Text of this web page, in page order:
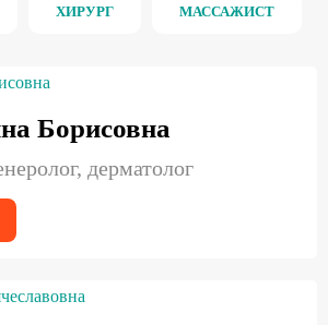
ХИРУРГ МАССАЖИСТ
Борисовна
дерматолог